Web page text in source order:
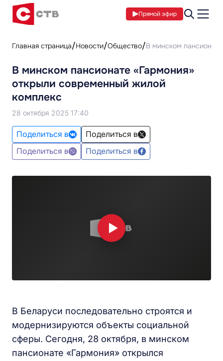
Прямой эфир
Главная страница Новости Общество В минском
В минском пансионате «Гармония»
открыли современный жилой
комплекс
28 октября 2025 17:40
Поделиться в
Поделиться в
Поделиться в
Поделиться в
В Беларуси последовательно строятся и
модернизируются объекты социальной
сферы. Сегодня, 28 октября, в минском
пансионате «Гармония» открылся